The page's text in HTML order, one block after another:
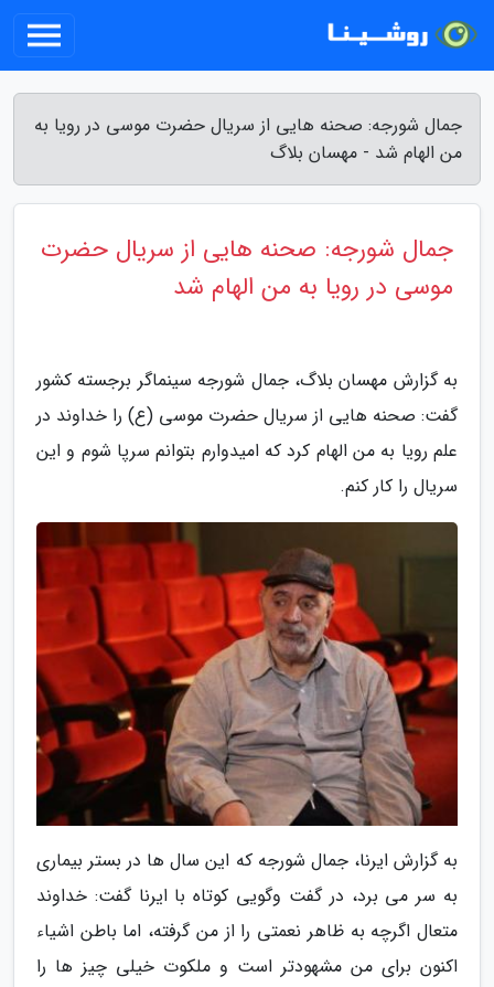
جمال شورجه: صحنه هایی از سریال حضرت موسی در رویا به
من الهام شد - مهسان بلاگ
جمال شورجه: صحنه هایی از سریال حضرت
موسی در رویا به من الهام شد
به گزارش مهسان بلاگ، جمال شورجه سینماگر برجسته کشور
گفت: صحنه هایی از سریال حضرت موسی (ع) را خداوند در
علم رویا به من الهام کرد که امیدوارم بتوانم سرپا شوم و این
سریال را کار کنم.
به گزارش ایرنا، جمال شورجه که این سال ها در بستر بیماری
به سر می برد، در گفت وگویی کوتاه با ایرنا گفت: خداوند
متعال اگرچه به ظاهر نعمتی را از من گرفته، اما باطن اشیاء
اکنون برای من مشهودتر است و ملکوت خیلی چیز ها را